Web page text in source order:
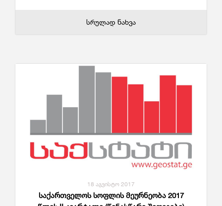
სრულად ნახვა
18 აგვისტო 2017
საქართველოს სოფლის მეურნეობა 2017